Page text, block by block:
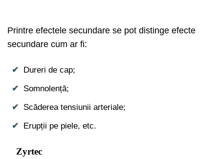
Printre efectele secundare se pot distinge efecte
secundare cum ar fi:
Dureri de cap;
Somnolență;
Scăderea tensiunii arteriale;
Erupții pe piele, etc.
Zyrtec